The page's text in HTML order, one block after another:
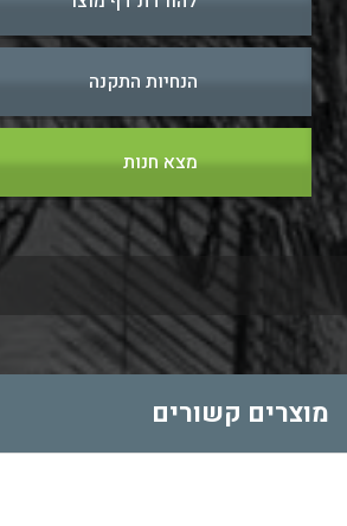
הנחיות התקנה
מצא חנות
מוצרים קשורים